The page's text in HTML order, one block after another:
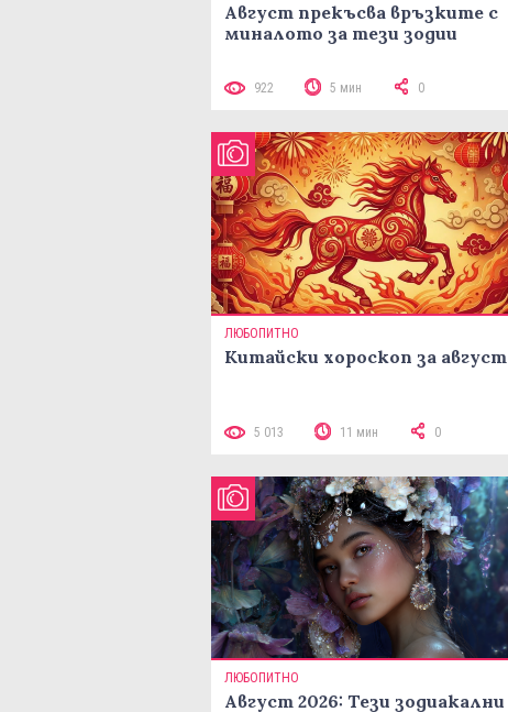
Август прекъсва връзките с
миналото за тези зодии
922 5 мин 0
ЛЮБОПИТНО
Китайски хороскоп за август
5 013 11 мин 0
ЛЮБОПИТНО
Август 2026: Тези зодиакални